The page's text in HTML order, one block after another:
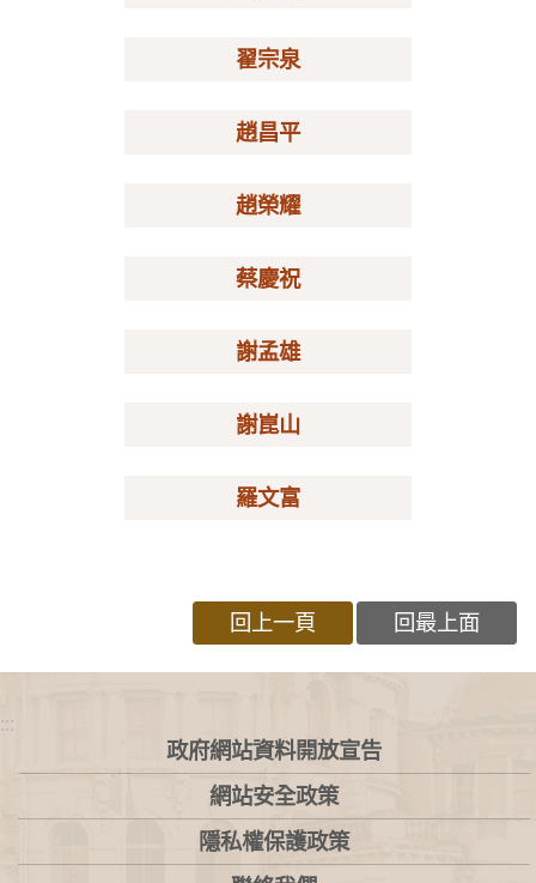
翟宗泉
趙昌平
趙榮耀
蔡慶祝
謝孟雄
謝崑山
羅文富
回上一頁 回最上面
:::
政府網站資料開放宣告
網站安全政策
隱私權保護政策